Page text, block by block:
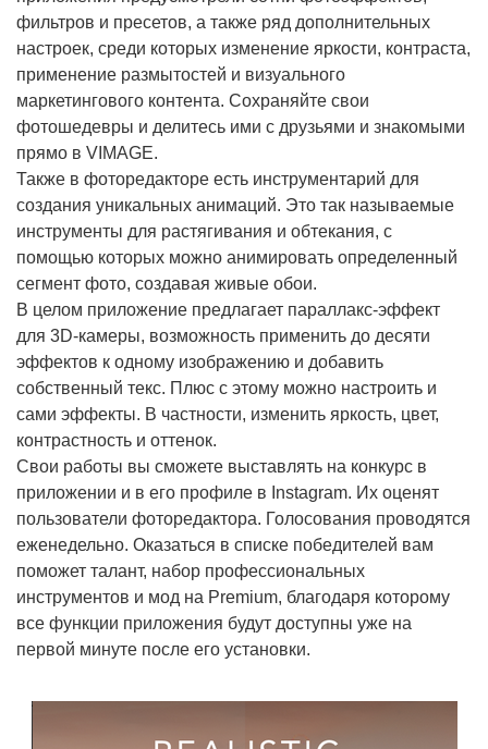
фильтров и пресетов, а также ряд дополнительных
настроек, среди которых изменение яркости, контраста,
применение размытостей и визуального
маркетингового контента. Сохраняйте свои
фотошедевры и делитесь ими с друзьями и знакомыми
прямо в VIMAGE.
Также в фоторедакторе есть инструментарий для
создания уникальных анимаций. Это так называемые
инструменты для растягивания и обтекания, с
помощью которых можно анимировать определенный
сегмент фото, создавая живые обои.
В целом приложение предлагает параллакс-эффект
для 3D-камеры, возможность применить до десяти
эффектов к одному изображению и добавить
собственный текс. Плюс с этому можно настроить и
сами эффекты. В частности, изменить яркость, цвет,
контрастность и оттенок.
Свои работы вы сможете выставлять на конкурс в
приложении и в его профиле в Instagram. Их оценят
пользователи фоторедактора. Голосования проводятся
еженедельно. Оказаться в списке победителей вам
поможет талант, набор профессиональных
инструментов и мод на Premium, благодаря которому
все функции приложения будут доступны уже на
первой минуте после его установки.